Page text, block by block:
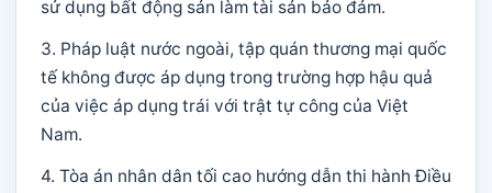
sử dụng bất động sản làm tài sản bảo đảm.
3. Pháp luật nước ngoài, tập quán thương mại quốc
tế không được áp dụng trong trường hợp hậu quả
của việc áp dụng trái với trật tự công của Việt
Nam.
4. Tòa án nhân dân tối cao hướng dẫn thi hành Điều